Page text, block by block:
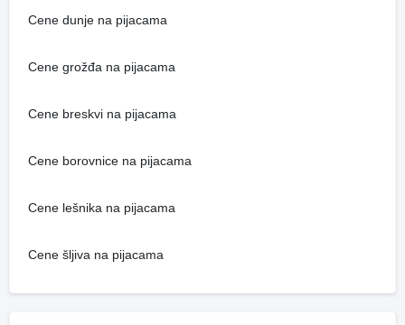
Cene dunje na pijacama
Cene grožđa na pijacama
Cene breskvi na pijacama
Cene borovnice na pijacama
Cene lešnika na pijacama
Cene šljiva na pijacama